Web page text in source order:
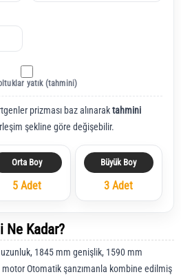
yatık (tahmini)
prizması baz alınaraktahmini
şekline göre değişebilir.
Orta Boy
5 Adet
Büyük Boy
3 Adet
Ne Kadar?
1845 mm genişlik, 1590 mm
Otomatik şanzımanla kombine edilmiş